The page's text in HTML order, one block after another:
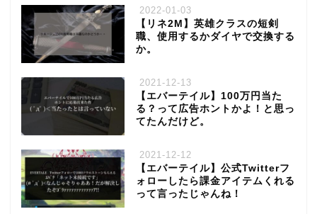
2022-01-03
【リネ2M】英雄クラスの短剣
職、使用するかダイヤで交換する
か。
2021-12-13
【エバーテイル】100万円当た
る？って広告ホントかよ！と思っ
てたんだけど。
2021-12-12
【エバーテイル】公式Twitterフ
ォローしたら課金アイテムくれる
って言ったじゃんね！